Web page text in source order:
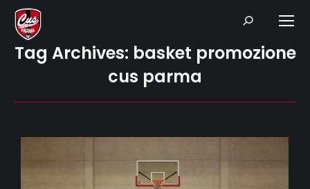
Search:
Tag Archives: basket promozione
cus parma